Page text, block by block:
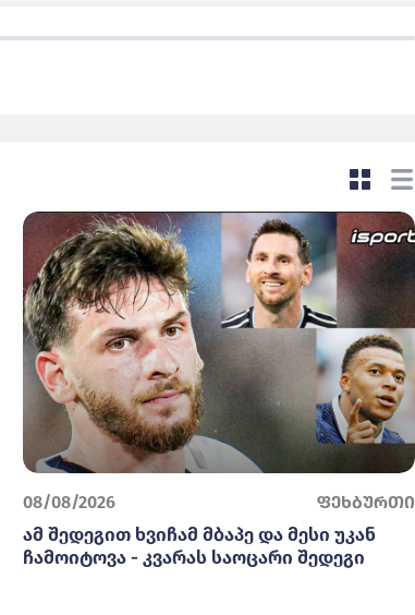
08/08/2026 ფეხბურთი
ამ შედეგით ხვიჩამ მბაპე და მესი უკან
ჩამოიტოვა - კვარას საოცარი შედეგი